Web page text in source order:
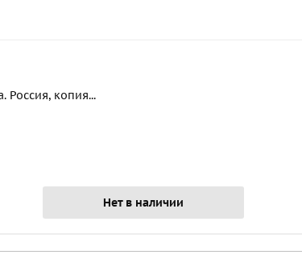
Россия, копия...
Нет в наличии